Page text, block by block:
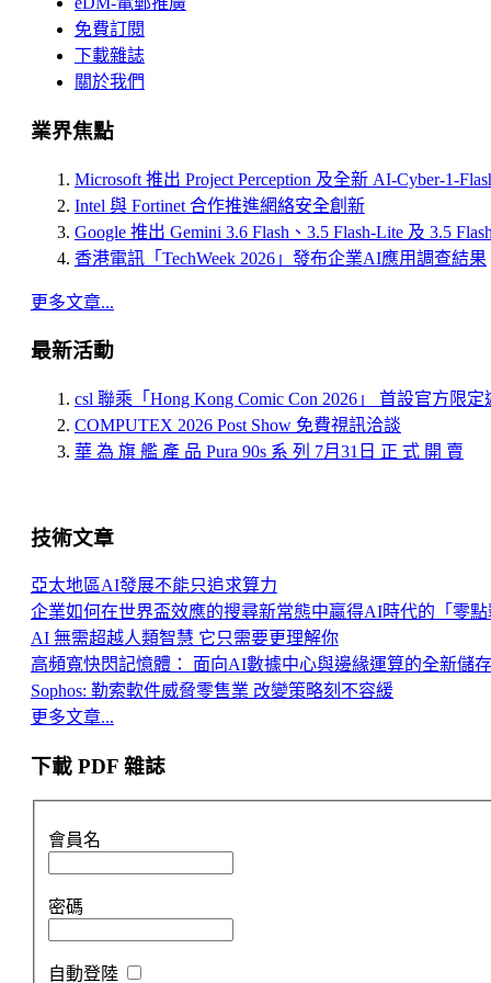
免費訂閱
下載雜誌
關於我們
業界焦點
Microsoft 推出 Project Perception 及全新 AI-Cyber-1-
Intel 與 Fortinet 合作推進網絡安全創新
Google 推出 Gemini 3.6 Flash、3.5 Flash-Lite 及 3.5
香港電訊「TechWeek 2026」發布企業AI應用調查結果
更多文章...
最新活動
csl 聯乘「Hong Kong Comic Con 2026」 首設官方限定
COMPUTEX 2026 Post Show 免費視訊洽談
華 為 旗 艦 產 品 Pura 90s 系 列 7月31日 正 式 開 賣
技術文章
亞太地區AI發展不能只追求算力
企業如何在世界盃效應的搜尋新常態中贏得AI時代的「零點
AI 無需超越人類智慧 它只需要更理解你
高頻寬快閃記憶體： 面向AI數據中心與邊緣運算的全新儲
Sophos: 勒索軟件威脅零售業 改變策略刻不容緩
更多文章...
下載 PDF 雜誌
會員名
密碼
自動登陸